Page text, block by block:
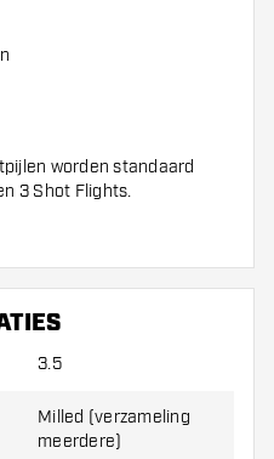
worden standaard
3 Shot Flights.
3.5
Milled (verzameling
meerdere)